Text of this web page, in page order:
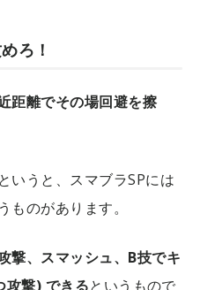
ろ！
距離でその場回避を擦
いうと、スマブラSPには
ものがあります。
撃、スマッシュ、B技でキ
攻撃) できるというもので